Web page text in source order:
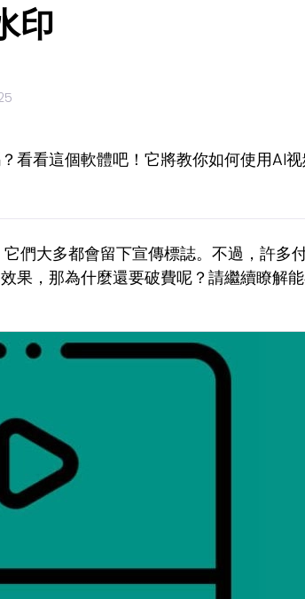
印
看這個軟體吧！它將教你如何使用AI视
們大多都會留下宣傳標誌。不過，許多
果，那為什麼還要破費呢？請繼續瞭解